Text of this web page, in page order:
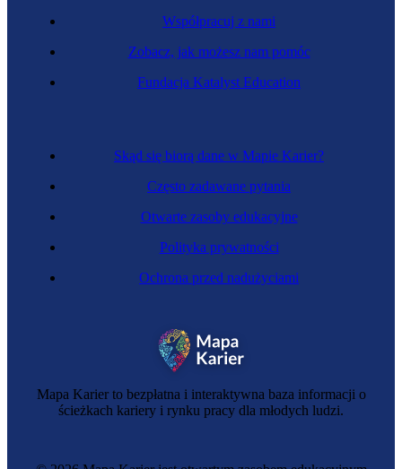
Kierowniczka projektu
Specjalistka rachunkowości inwestycyjnej
Mapa Karier to bezpłatna i interaktywna baza informacji o
ścieżkach kariery i rynku pracy dla młodych ludzi.
Skąd się biorą dane w Mapie Karier?
Często zadawane pytania
Otwarte zasoby edukacyjne
Polityka prywatności
Ochrona przed nadużyciami
Współpracuj z nami
Zobacz, jak możesz nam pomóc
Fundacja Katalyst Education